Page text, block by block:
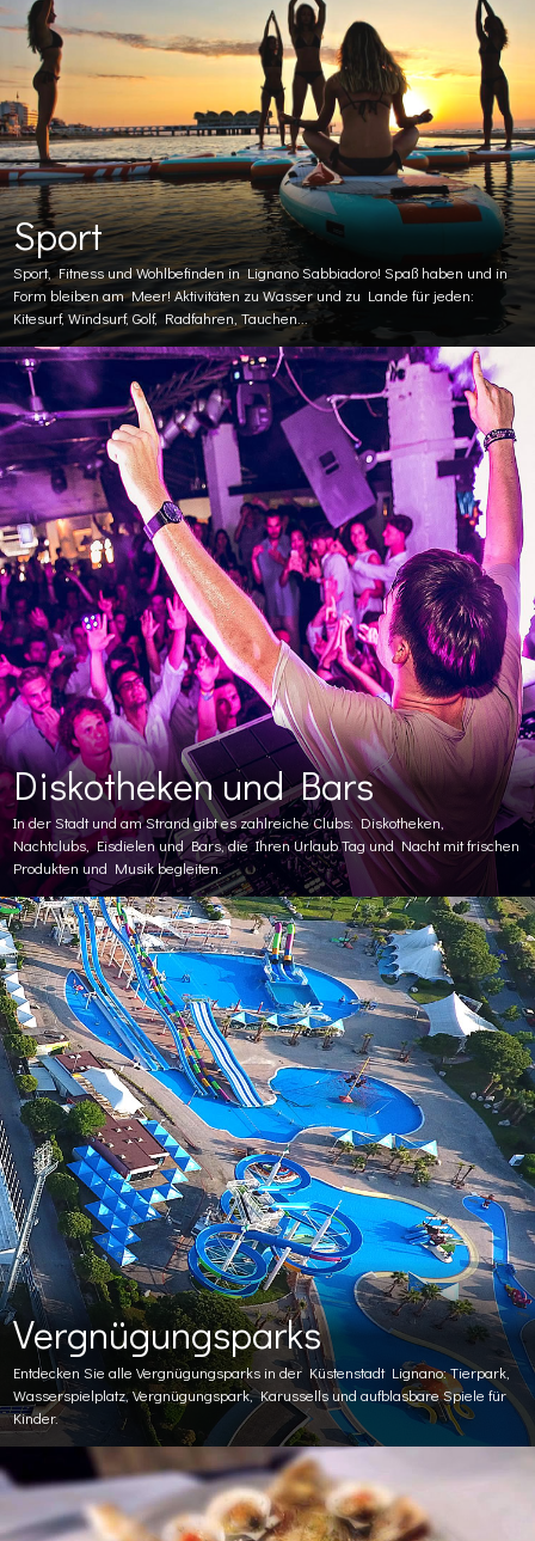
Sport
Sport, Fitness und Wohlbefinden in Lignano Sabbiadoro! Spaß haben und in
Form bleiben am Meer! Aktivitäten zu Wasser und zu Lande für jeden:
Kitesurf, Windsurf, Golf, Radfahren, Tauchen...
Diskotheken und Bars
In der Stadt und am Strand gibt es zahlreiche Clubs: Diskotheken,
Nachtclubs, Eisdielen und Bars, die Ihren Urlaub Tag und Nacht mit frischen
Produkten und Musik begleiten.
Vergnügungsparks
Entdecken Sie alle Vergnügungsparks in der Küstenstadt Lignano: Tierpark,
Wasserspielplatz, Vergnügungspark, Karussells und aufblasbare Spiele für
Kinder.